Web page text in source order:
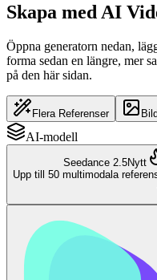
Skapa med AI
Öppna generatorn nedan,
forma sedan en längre, mer
på den här sidan.
Flera Referenser
AI-modell
Seedance 2.5Nytt
Upp till 50 multimodala